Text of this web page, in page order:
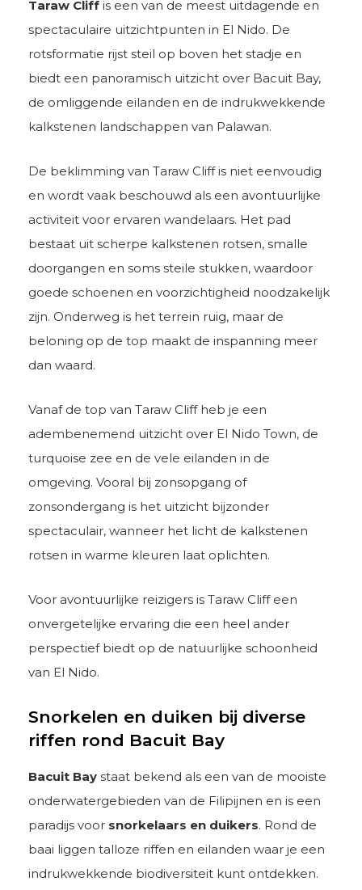
Taraw Cliff is een van de meest uitdagende en
spectaculaire uitzichtpunten in El Nido. De
rotsformatie rijst steil op boven het stadje en
biedt een panoramisch uitzicht over Bacuit Bay,
de omliggende eilanden en de indrukwekkende
kalkstenen landschappen van Palawan.
De beklimming van Taraw Cliff is niet eenvoudig
en wordt vaak beschouwd als een avontuurlijke
activiteit voor ervaren wandelaars. Het pad
bestaat uit scherpe kalkstenen rotsen, smalle
doorgangen en soms steile stukken, waardoor
goede schoenen en voorzichtigheid noodzakelijk
zijn. Onderweg is het terrein ruig, maar de
beloning op de top maakt de inspanning meer
dan waard.
Vanaf de top van Taraw Cliff heb je een
adembenemend uitzicht over El Nido Town, de
turquoise zee en de vele eilanden in de
omgeving. Vooral bij zonsopgang of
zonsondergang is het uitzicht bijzonder
spectaculair, wanneer het licht de kalkstenen
rotsen in warme kleuren laat oplichten.
Voor avontuurlijke reizigers is Taraw Cliff een
onvergetelijke ervaring die een heel ander
perspectief biedt op de natuurlijke schoonheid
van El Nido.
Snorkelen en duiken bij diverse
riffen rond Bacuit Bay
Bacuit Bay staat bekend als een van de mooiste
onderwatergebieden van de Filipijnen en is een
paradijs voor snorkelaars en duikers. Rond de
baai liggen talloze riffen en eilanden waar je een
indrukwekkende biodiversiteit kunt ontdekken.